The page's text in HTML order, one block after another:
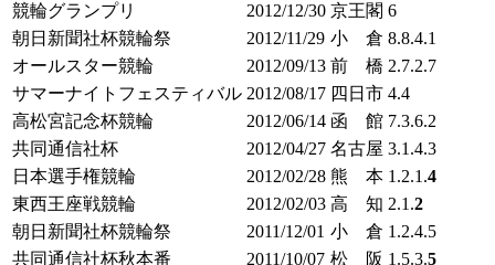
競輪グランプリ 2012/12/30 京王閣 6
朝日新聞社杯競輪祭
2012/11/29 小 倉 8.8.4.1
オールスター競輪
2012/09/13 前 橋 2.7.2.7
サマーナイトフェスティバル 2012/08/17 四日市 4.4
高松宮記念杯競輪
2012/06/14 函 館 7.3.6.2
共同通信社杯
2012/04/27 名古屋 3.1.4.3
日本選手権競輪
2012/02/28 熊 本 1.2.1.4
東西王座戦競輪
2012/02/03 高 知 2.1.2
朝日新聞社杯競輪祭
2011/12/01 小 倉 1.2.4.5
共同通信社杯秋本番
2011/10/07 松 阪 1.5.3.5